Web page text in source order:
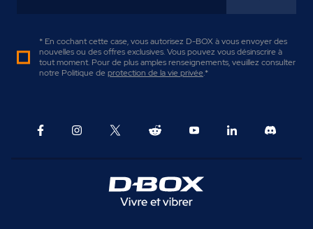
* En cochant cette case, vous autorisez D-BOX à vous envoyer des
nouvelles ou des offres exclusives. Vous pouvez vous désinscrire à
tout moment. Pour de plus amples renseignements, veuillez consulter
notre Politique deprotection de la vie privée.*